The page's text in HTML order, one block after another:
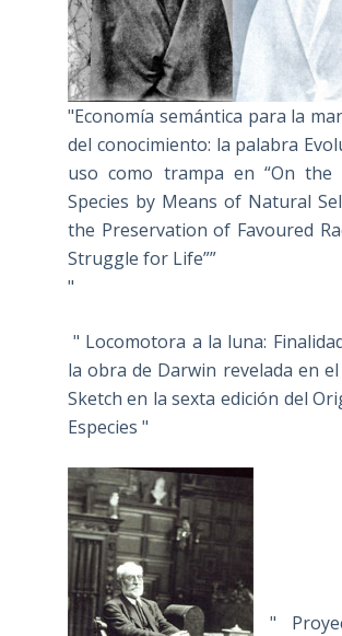
"Economía semántica para la
del conocimiento: la palabra
uso como trampa en “On
Species by Means of Natural
the Preservation of Favoured
Struggle for Life””
"
" Locomotora a la luna:
la obra de Darwin revelada en
Sketch en la sexta edición del
Especies "
"